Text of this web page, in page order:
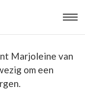
Marjoleine van
om een